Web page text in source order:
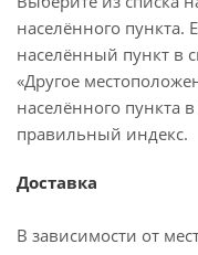
населённого
населённый пункт в
«Другое
населённого пункта
правильный индекс.
Доставка
В зависимости от